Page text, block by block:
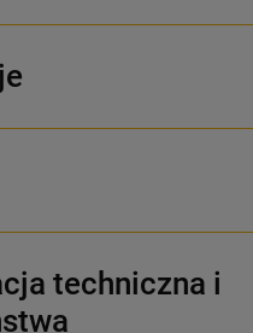
techniczna i